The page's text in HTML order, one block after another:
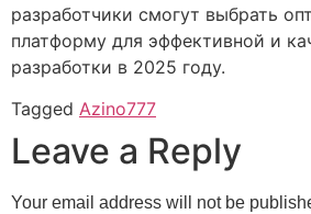
разработчики смогут выбрать
платформу для эффективной и
разработки в 2025 году.
Tagged Azino777
Leave a Reply
Your email address will not be